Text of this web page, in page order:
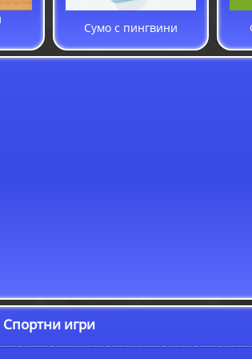
Сумо с пингвини
Спортни игри